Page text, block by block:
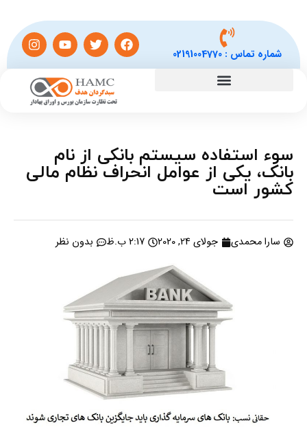
شماره تماس :02191004770
سوء استفاده سیستم بانکی از نام
بانک، یکی از عوامل انحراف نظام مالی
کشور است
سارا محمدی جولای 24, 2020 2:17 ب.ظ بدون نظر